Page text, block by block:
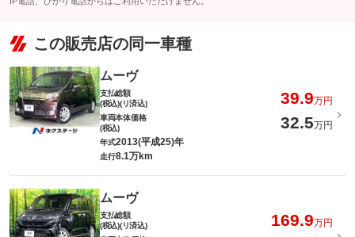
この販売店の同一車種
ムーヴ
支払総額
(税込)(リ済込)
39.9万円
車両本体価格
(税込)
32.5万円
年式2013(平成25)年
走行8.1万km
ムーヴ
支払総額
(税込)(リ済込)
169.9万円